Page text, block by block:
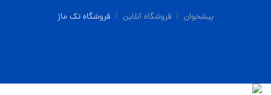
پیشخوان فروشگاه آنلاین فروشگاه تک ماژ